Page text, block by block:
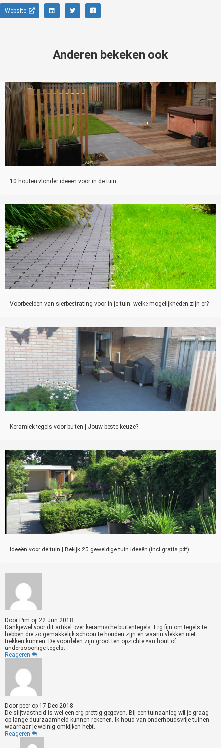
Website
Anderen bekeken ook
10 houten vlonder ideeën voor in de tuin
Voorbeelden van sierbestrating voor in je tuin: welke mogelijkheden zijn er?
Keramiek tegels voor buiten | Jouw beste keuze?
Ideeën voor de tuin | Bekijk 25 geweldige tuin ideeën (incl gratis pdf)
Door Pim op 22 Jun 2018
Dankjewel voor dit artikel over keramische buitentegels. Erg fijn om tegels te
hebben die zo gemakkelijk schoon te houden zijn en waarin vlekken niet
trekken kunnen. De voordelen zijn groot ten opzichte van hout of
anderssoortige tegels.
Reageren
Door peer op 17 Dec 2018
De slijtvastheid is wel een erg prettig gegeven. Bij een tuinaanleg wil je graag
op lange duurzaamheid kunnen rekenen. Ik houd van onderhoudsvrije tuinen
waarnaar je weinig omkijken hebt.
Reageren